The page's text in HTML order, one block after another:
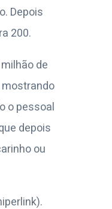
Depois
200.
de
o pessoal
depois
ou